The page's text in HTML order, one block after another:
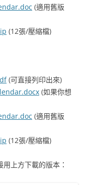
(適用舊版
(12張/壓縮檔)
(可直接列印出來)
(如果你想
(適用舊版
(12張/壓縮檔)
上方下載的版本：